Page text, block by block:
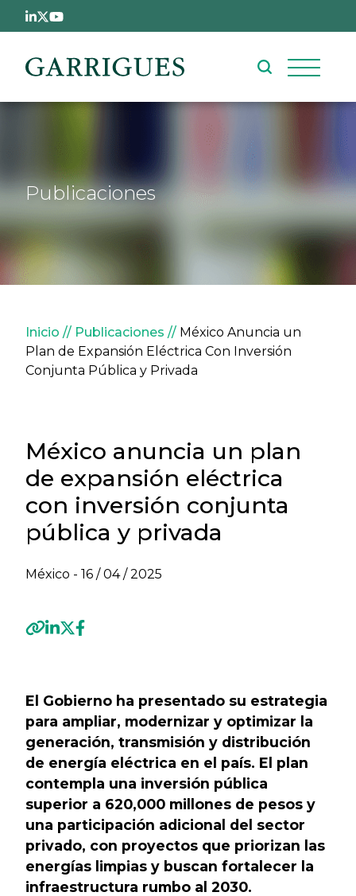
Pasar al contenido principal
Publicaciones
Sobrescribir enlaces de
Inicio Publicaciones
México Anuncia un
Plan de Expansión Eléctrica Con Inversión
Conjunta Pública y Privada
México anuncia un plan
de expansión eléctrica
con inversión conjunta
pública y privada
México - 16 / 04 / 2025
El Gobierno ha presentado su estrategia
para ampliar, modernizar y optimizar la
generación, transmisión y distribución
de energía eléctrica en el país. El plan
contempla una inversión pública
superior a 620,000 millones de pesos y
una participación adicional del sector
privado, con proyectos que priorizan las
energías limpias y buscan fortalecer la
infraestructura rumbo al 2030.